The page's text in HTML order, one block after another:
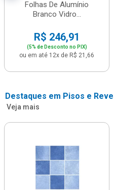
Folhas De Alumínio
Branco Vidro...
R$ 246,91
(5% de Desconto no PIX)
ou em até 12x de R$ 21,66
Destaques em Pisos e
Veja mais